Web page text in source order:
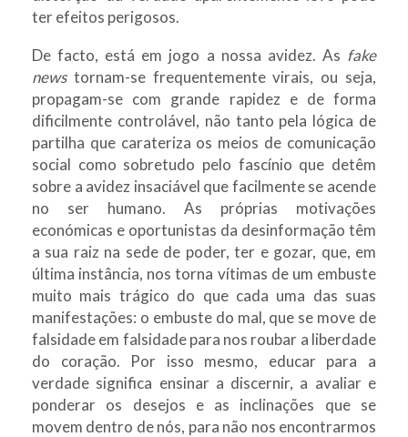
ter efeitos perigosos.
De facto, está em jogo a nossa avidez. As fake
news tornam-se frequentemente virais, ou seja,
propagam-se com grande rapidez e de forma
dificilmente controlável, não tanto pela lógica de
partilha que carateriza os meios de comunicação
social como sobretudo pelo fascínio que detêm
sobre a avidez insaciável que facilmente se acende
no ser humano. As próprias motivações
económicas e oportunistas da desinformação têm
a sua raiz na sede de poder, ter e gozar, que, em
última instância, nos torna vítimas de um embuste
muito mais trágico do que cada uma das suas
manifestações: o embuste do mal, que se move de
falsidade em falsidade para nos roubar a liberdade
do coração. Por isso mesmo, educar para a
verdade significa ensinar a discernir, a avaliar e
ponderar os desejos e as inclinações que se
movem dentro de nós, para não nos encontrarmos